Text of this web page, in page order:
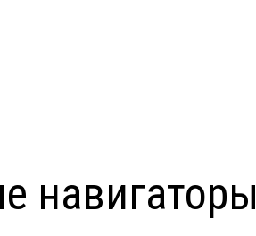
навигаторы